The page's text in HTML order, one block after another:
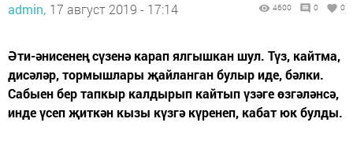
admin, 17 август 2019 - 17:14 4600 0 0
Әти-әнисенең сүзенә карап ялгышкан шул. Түз, кайтма,
дисәләр, тормышлары җайланган булыр иде, бәлки.
Сабыен бер тапкыр калдырып кайтып үзәге өзгәләнсә,
инде үсеп җиткән кызы күзгә күренеп, кабат юк булды.